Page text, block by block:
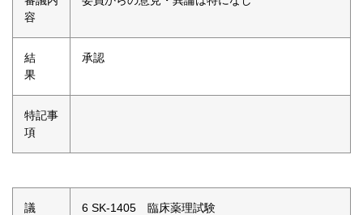
容
結
果
承認
特記事
項
議
6 SK-1405 臨床薬理試験